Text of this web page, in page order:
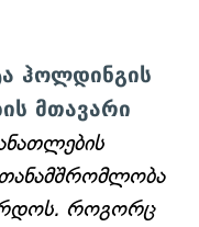
ჰოლდინგის
მთავარი
თანამშრომლობა
როგორც